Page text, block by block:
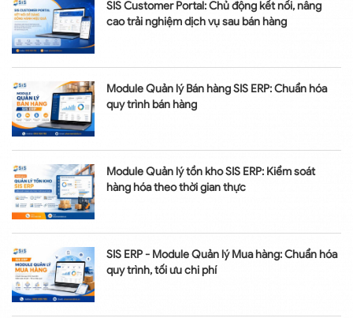
SIS Customer Portal: Chủ động kết nối, nâng
cao trải nghiệm dịch vụ sau bán hàng
Module Quản lý Bán hàng SIS ERP: Chuẩn hóa
quy trình bán hàng
Module Quản lý tồn kho SIS ERP: Kiểm soát
hàng hóa theo thời gian thực
SIS ERP - Module Quản lý Mua hàng: Chuẩn hóa
quy trình, tối ưu chi phí